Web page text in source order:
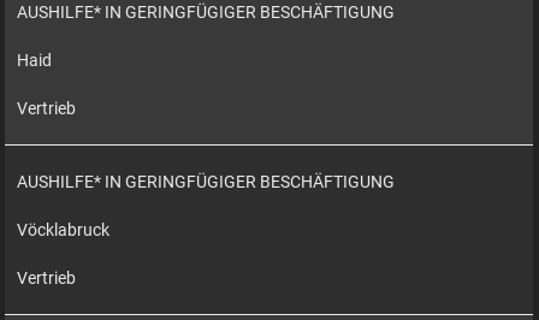
AUSHILFE* IN GERINGFÜGIGER BESCHÄFTIGUNG
Haid
Vertrieb
AUSHILFE* IN GERINGFÜGIGER BESCHÄFTIGUNG
Vöcklabruck
Vertrieb